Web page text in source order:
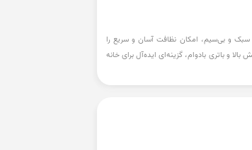
سبک و بی‌سیم، امکان نظافت آسان و سریع را
و باتری بادوام، گزینه‌ای ایده‌آل برای خانه